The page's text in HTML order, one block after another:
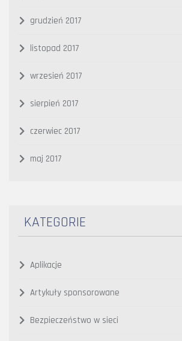
grudzień 2017
listopad 2017
wrzesień 2017
sierpień 2017
czerwiec 2017
maj 2017
KATEGORIE
Aplikacje
Artykuły sponsorowane
Bezpieczeństwo w sieci